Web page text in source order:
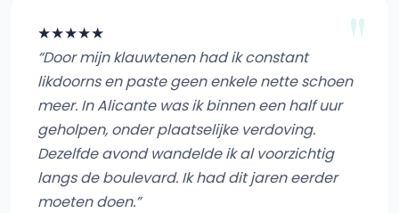
★★★★★
“Door mijn klauwtenen had ik constant
likdoorns en paste geen enkele nette schoen
meer. In Alicante was ik binnen een half uur
geholpen, onder plaatselijke verdoving.
Dezelfde avond wandelde ik al voorzichtig
langs de boulevard. Ik had dit jaren eerder
moeten doen.”